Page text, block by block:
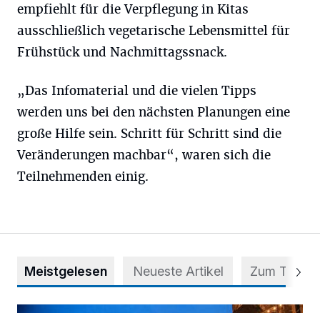
empfiehlt für die Verpflegung in Kitas
ausschließlich vegetarische Lebensmittel für
Frühstück und Nachmittagssnack.
„Das Infomaterial und die vielen Tipps
werden uns bei den nächsten Planungen eine
große Hilfe sein. Schritt für Schritt sind die
Veränderungen machbar“, waren sich die
Teilnehmenden einig.
Meistgelesen Neueste Artikel Zum Thema